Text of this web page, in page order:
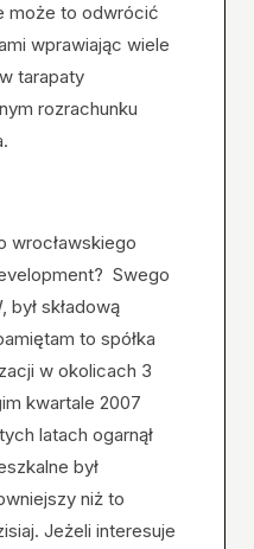
może to odwrócić
wprawiając wiele
tarapaty
rozrachunku
wrocławskiego
Swego
był składową
to spółka
w okolicach 3
kwartale 2007
latach ogarnął
był
niż to
Jeżeli interesuje